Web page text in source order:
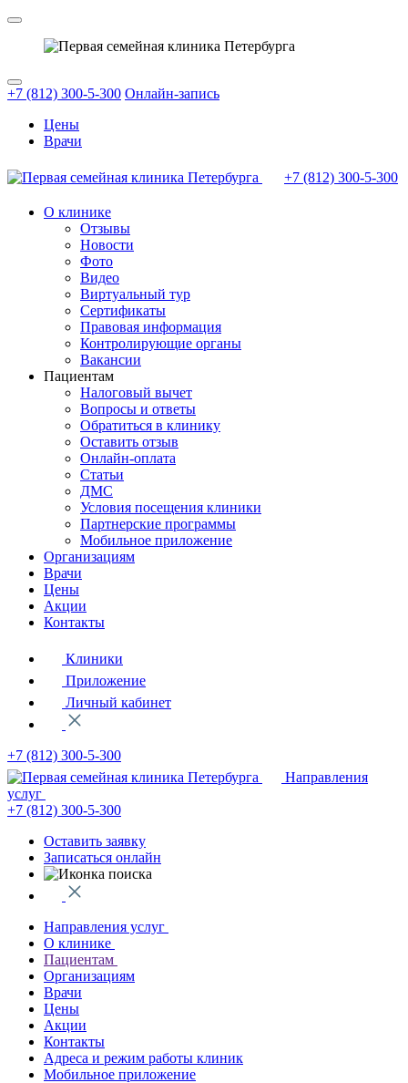
+7 (812) 300-5-300 Онлайн-запись
Цены
Врачи
+7 (812) 300-5-300
О клинике
Отзывы
Новости
Фото
Видео
Виртуальный тур
Сертификаты
Правовая информация
Контролирующие органы
Вакансии
Пациентам
Налоговый вычет
Вопросы и ответы
Обратиться в клинику
Оставить отзыв
Онлайн-оплата
Статьи
ДМС
Условия посещения клиники
Партнерские программы
Мобильное приложение
Организациям
Врачи
Цены
Акции
Контакты
Клиники
Приложение
Личный кабинет
+7 (812) 300-5-300
Направления
услуг
+7 (812) 300-5-300
Оставить заявку
Записаться онлайн
Направления услуг
О клинике
Пациентам
Организациям
Врачи
Цены
Акции
Контакты
Адреса и режим работы клиник
Мобильное приложение